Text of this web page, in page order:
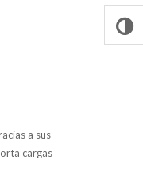
a sus
cargas